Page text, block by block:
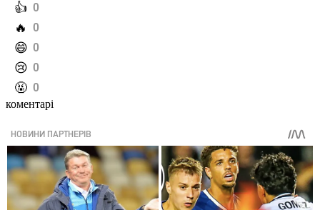
️👍 0
️🔥 0
️😄 0
️😢 0
️🤬 0
коментарі